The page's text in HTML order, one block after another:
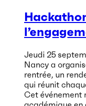
Jeudi 25
Nancy a
rentrée, un
qui réunit
Cet événement